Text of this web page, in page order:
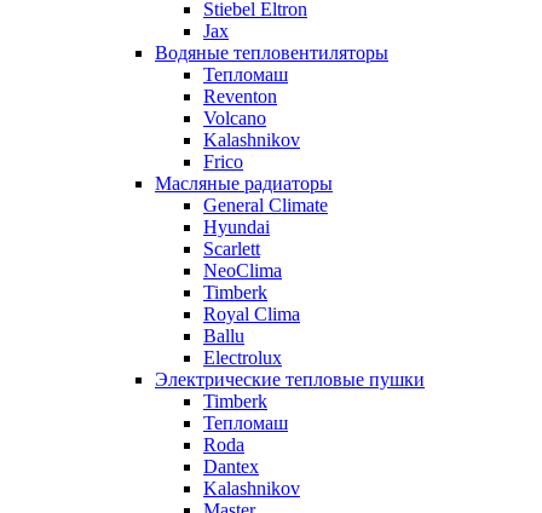
Stiebel Eltron
Jax
Водяные тепловентиляторы
Тепломаш
Reventon
Volcano
Kalashnikov
Frico
Масляные радиаторы
General Climate
Hyundai
Scarlett
NeoClima
Timberk
Royal Clima
Ballu
Electrolux
Электрические тепловые пушки
Timberk
Тепломаш
Roda
Dantex
Kalashnikov